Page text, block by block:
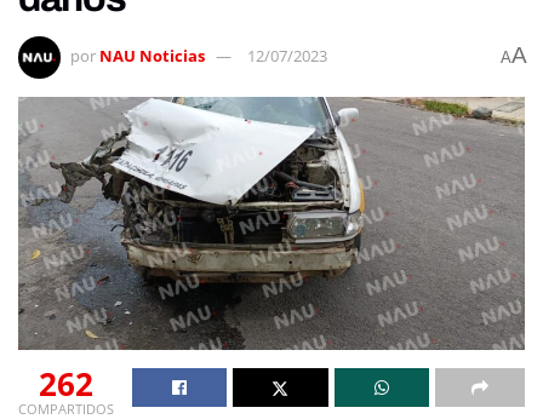
por NAU Noticias 12/07/2023 AA
262
COMPARTIDOS